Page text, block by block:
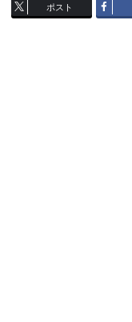
ポスト